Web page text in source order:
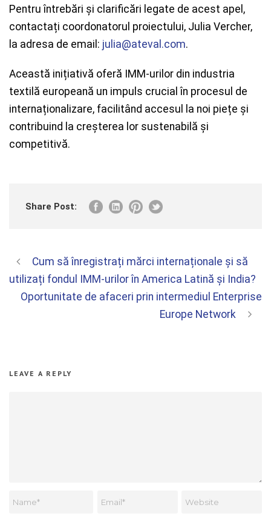
Pentru întrebări și clarificări legate de acest apel,
contactați coordonatorul proiectului, Julia Vercher,
la adresa de email: julia@ateval.com.
Această inițiativă oferă IMM-urilor din industria
textilă europeană un impuls crucial în procesul de
internaționalizare, facilitând accesul la noi piețe și
contribuind la creșterea lor sustenabilă și
competitivă.
Share Post:
Cum să înregistrați mărci internaționale și să
utilizați fondul IMM-urilor în America Latină și India?
Oportunitate de afaceri prin intermediul Enterprise
Europe Network
LEAVE A REPLY